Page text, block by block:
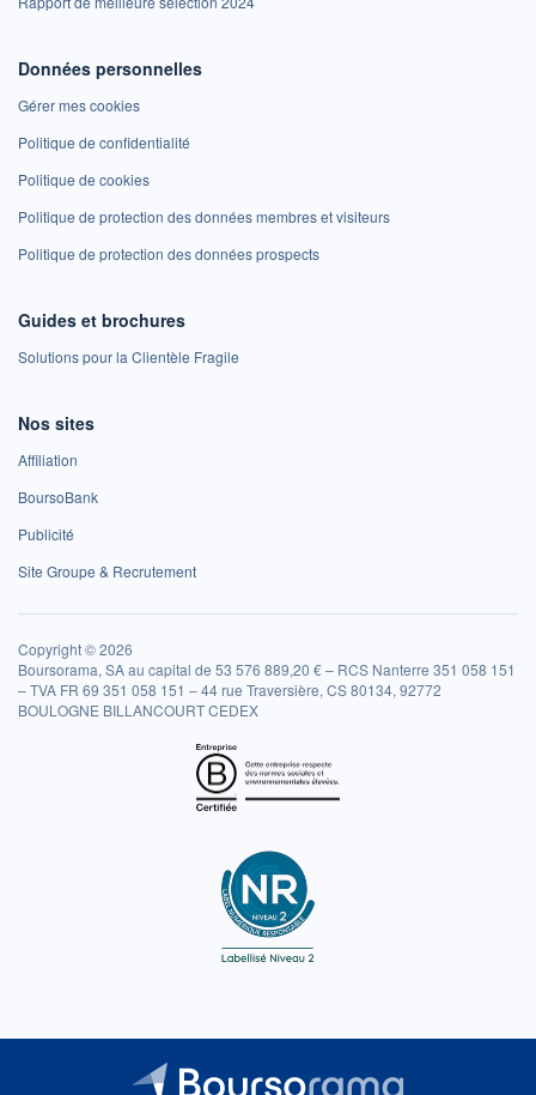
Données personnelles
Gérer mes cookies
Politique de confidentialité
Politique de cookies
Politique de protection des données membres et visiteurs
Politique de protection des données prospects
Guides et brochures
Solutions pour la Clientèle Fragile
Nos sites
Affiliation
BoursoBank
Publicité
Site Groupe & Recrutement
Copyright © 2026
Boursorama, SA au capital de 53 576 889,20 € – RCS Nanterre 351 058 151
– TVA FR 69 351 058 151 – 44 rue Traversière, CS 80134, 92772
BOULOGNE BILLANCOURT CEDEX